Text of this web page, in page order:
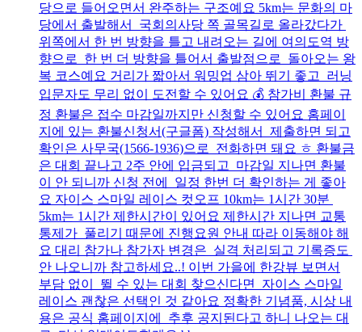
당으로 들어오면서 완주하는 구조예요 5km는 문화의 마
당에서 출발해서 국회의사당 쪽 골목길로 올라갔다가
위쪽에서 한 번 방향을 틀고 내려오는 길에 여의도역 방
향으로 한 번 더 방향을 틀어서 출발점으로 돌아오는 왕
복 코스예요 거리가 짧아서 워밍업 삼아 뛰기 좋고 러닝
입문자도 무리 없이 도전할 수 있어요 💰 참가비 환불 규
정 환불은 접수 마감일까지만 신청할 수 있어요 홈페이
지에 있는 환불신청서(구글폼) 작성해서 제출하면 되고
확인은 사무국(1566-1936)으로 전화하면 돼요 ㅎ 환불금
은 대회 끝나고 2주 안에 입금되고 마감일 지나면 환불
이 안 되니까 신청 전에 일정 한번 더 확인하는 게 좋아
요 자이스 스마일 레이스 컷오프 10km는 1시간 30분
5km는 1시간 제한시간이 있어요 제한시간 지나면 교통
통제가 풀리기 때문에 진행요원 안내 따라 이동해야 해
요 대리 참가나 참가자 변경은 실격 처리되고 기록증도
안 나오니까 참고하세요..! 이번 가을에 한강뷰 보면서
부담 없이 뛸 수 있는 대회 찾으신다면 자이스 스마일
레이스 괜찮은 선택인 것 같아요 정확한 기념품, 시상 내
용은 공식 홈페이지에 추후 공지된다고 하니 나오는 대